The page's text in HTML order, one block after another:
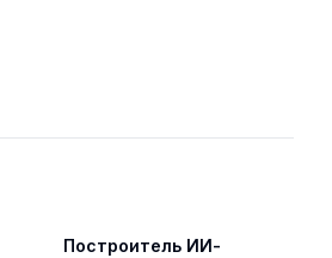
Построитель ИИ-